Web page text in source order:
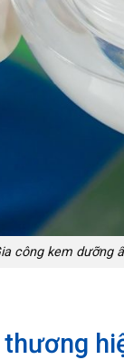
công kem dưỡng